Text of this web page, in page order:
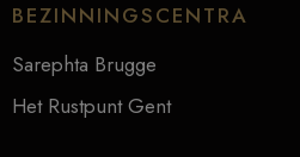
BEZINNINGSCENTRA
Sarephta Brugge
Het Rustpunt Gent